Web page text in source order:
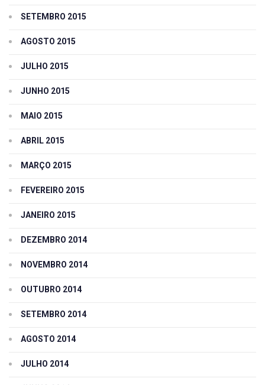
SETEMBRO 2015
AGOSTO 2015
JULHO 2015
JUNHO 2015
MAIO 2015
ABRIL 2015
MARÇO 2015
FEVEREIRO 2015
JANEIRO 2015
DEZEMBRO 2014
NOVEMBRO 2014
OUTUBRO 2014
SETEMBRO 2014
AGOSTO 2014
JULHO 2014